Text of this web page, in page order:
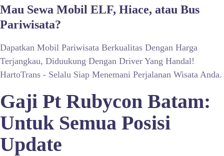
Mau Sewa Mobil ELF, Hiace, atau Bus
Pariwisata?
Dapatkan Mobil Pariwisata Berkualitas Dengan Harga
Terjangkau, Diduukung Dengan Driver Yang Handal!
HartoTrans - Selalu Siap Menemani Perjalanan Wisata Anda.
Gaji Pt Rubycon Batam:
Untuk Semua Posisi
Update